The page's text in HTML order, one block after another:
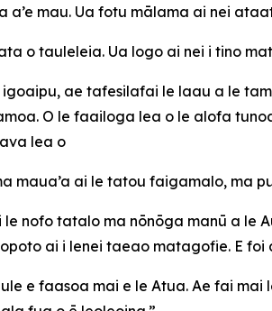
a’e mau. Ua fotu mālama ai nei
o tauleleia. Ua logo ai nei i tino
ae tafesilafai le laau a le
O le faailoga lea o le alofa
lea o
maua’a ai le tatou faigamalo,
nofo tatalo ma nōnōga manū a le
ai i lenei taeao matagofie. E
e faasoa mai e le Atua. Ae fai